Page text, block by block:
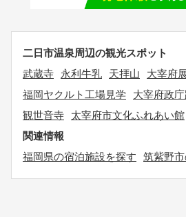
二日市温泉周辺の観光スポット
武蔵寺
永利牛乳 天拝山
大宰府
福岡ヤクルト工場見学
大宰府政
観世音寺
太宰府市文化ふれあい館
関連情報
福岡県の宿泊施設を探す
筑紫野